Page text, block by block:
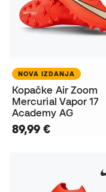
NOVA IZDANJA
Kopačke Air Zoom
Mercurial Vapor 17
Academy AG
89,99 €